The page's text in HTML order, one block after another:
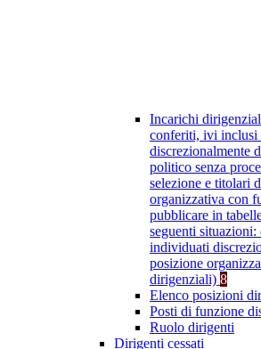
Incarichi
conferiti, ivi inclusi
discrezionalmente
politico senza
selezione e titolari
organizzativa con
pubblicare in
seguenti
individuati
posizione
dirigenziali) 8
Elenco posizioni
Posti di funzione
Ruolo dirigenti
Dirigenti cessati